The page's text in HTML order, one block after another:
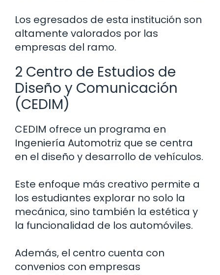
Los egresados de esta institución son
altamente valorados por las
empresas del ramo.
2 Centro de Estudios de
Diseño y Comunicación
(CEDIM)
CEDIM ofrece un programa en
Ingeniería Automotriz que se centra
en el diseño y desarrollo de vehículos.
Este enfoque más creativo permite a
los estudiantes explorar no solo la
mecánica, sino también la estética y
la funcionalidad de los automóviles.
Además, el centro cuenta con
convenios con empresas